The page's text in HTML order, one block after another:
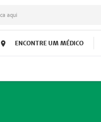
aqui
ENCONTRE UM MÉDICO